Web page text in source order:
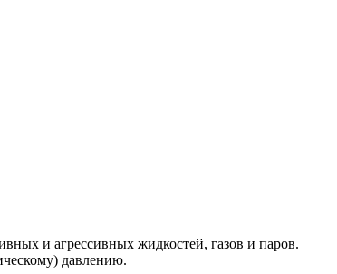
и агрессивных жидкостей, газов и паров.
давлению.